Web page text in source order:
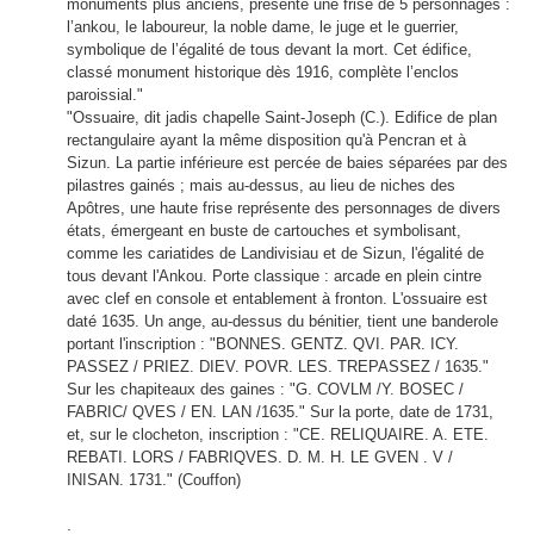
monuments plus anciens, présente une frise de 5 personnages :
l’ankou, le laboureur, la noble dame, le juge et le guerrier,
symbolique de l’égalité de tous devant la mort. Cet édifice,
classé monument historique dès 1916, complète l’enclos
paroissial."
"Ossuaire, dit jadis chapelle Saint-Joseph (C.). Edifice de plan
rectangulaire ayant la même disposition qu'à Pencran et à
Sizun. La partie inférieure est percée de baies séparées par des
pilastres gainés ; mais au-dessus, au lieu de niches des
Apôtres, une haute frise représente des personnages de divers
états, émergeant en buste de cartouches et symbolisant,
comme les cariatides de Landivisiau et de Sizun, l'égalité de
tous devant l'Ankou. Porte classique : arcade en plein cintre
avec clef en console et entablement à fronton. L'ossuaire est
daté 1635. Un ange, au-dessus du bénitier, tient une banderole
portant l'inscription : "BONNES. GENTZ. QVI. PAR. ICY.
PASSEZ / PRIEZ. DIEV. POVR. LES. TREPASSEZ / 1635."
Sur les chapiteaux des gaines : "G. COVLM /Y. BOSEC /
FABRIC/ QVES / EN. LAN /1635." Sur la porte, date de 1731,
et, sur le clocheton, inscription : "CE. RELIQUAIRE. A. ETE.
REBATI. LORS / FABRIQVES. D. M. H. LE GVEN . V /
INISAN. 1731." (Couffon)